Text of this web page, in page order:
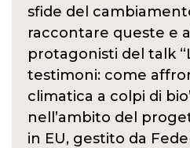
sfide del
raccontare queste e
protagonisti del talk
testimoni: come
climatica a colpi di
nell’ambito del
in EU, gestito da